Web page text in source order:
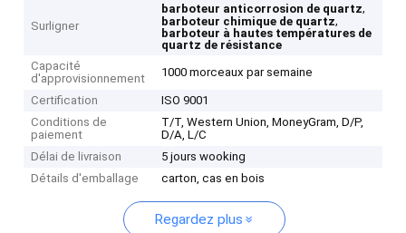
Surligner
barboteur anticorrosion de quartz,
barboteur chimique de quartz,
barboteur à hautes températures de
quartz de résistance
Capacité
d'approvisionnement
1000 morceaux par semaine
Certification
ISO 9001
Conditions de
paiement
T/T, Western Union, MoneyGram, D/P,
D/A, L/C
Délai de livraison
5 jours wooking
Détails d'emballage
carton, cas en bois
Regardez plus